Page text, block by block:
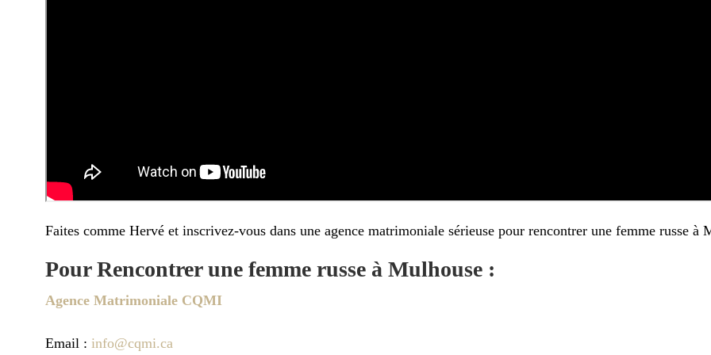
Faites comme Hervé et inscrivez-vous dans une agence matrimoniale sérieuse pour rencontrer une femme russe à
Pour Rencontrer une femme russe à Mulhouse :
Agence Matrimoniale CQMI
Email : info@cqmi.ca